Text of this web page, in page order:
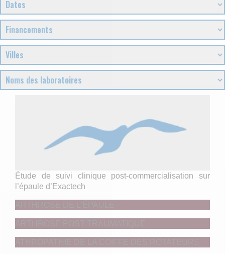
Étude de suivi clinique post-commercialisation sur
l’épaule d’Exactech